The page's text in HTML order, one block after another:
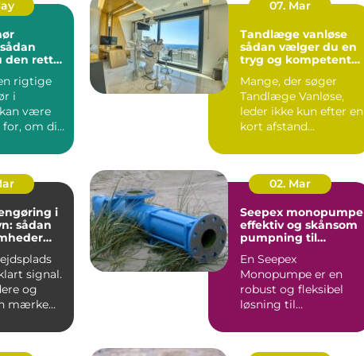
den rette
rigtige
i
være
for, om dit
07. Mar
Tandlæge vanløse
sådan vælger du en
tryg og kompetent
Mange, der søger
Tandlæge Vanløse,
leder ikke kun efter en
kort afstand
også have ...
i
sådan
signal.
og
mærke
02. Mar
Seepex monopumpe
effektiv og skånsom
pumpning til
En Seepex
Monopumpe er en
robust og fleksibel
løsning til
arbejder med
tyktflydend...